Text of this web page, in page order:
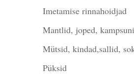
Imetamise rinnahoidjad
Mantlid, joped,
Mütsid, kindad,sallid,
Püksid